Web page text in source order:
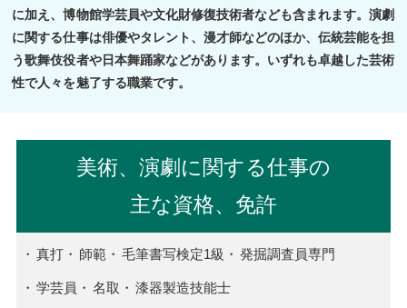
に加え、博物館学芸員や文化財修復技術者なども含まれます。演劇
に関する仕事は俳優やタレント、漫才師などのほか、伝統芸能を担
う歌舞伎役者や日本舞踊家などがあります。いずれも卓越した芸術
性で人々を魅了する職業です。
美術、演劇に関する仕事の
主な資格、免許
真打 師範 毛筆書写検定1級 発掘調査員専門
学芸員 名取 漆器製造技能士